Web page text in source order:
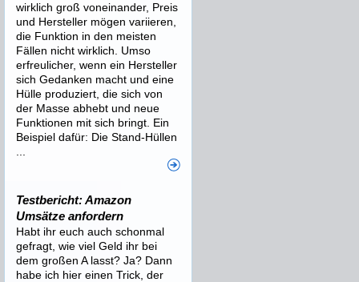
wirklich groß voneinander, Preis
und Hersteller mögen variieren,
die Funktion in den meisten
Fällen nicht wirklich. Umso
erfreulicher, wenn ein Hersteller
sich Gedanken macht und eine
Hülle produziert, die sich von
der Masse abhebt und neue
Funktionen mit sich bringt. Ein
Beispiel dafür: Die Stand-Hüllen
Testbericht: Amazon
Umsätze anfordern
Habt ihr euch auch schonmal
gefragt, wie viel Geld ihr bei
dem großen A lasst? Ja? Dann
habe ich hier einen Trick, der